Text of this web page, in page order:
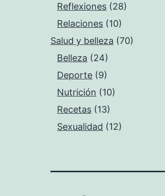
Reflexiones (28)
Relaciones (10)
Salud y belleza (70)
Belleza (24)
Deporte (9)
Nutrición (10)
Recetas (13)
Sexualidad (12)